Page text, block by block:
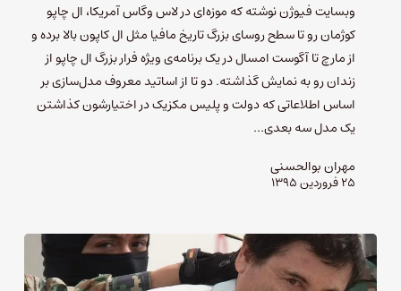
وبسایت فیوژن نوشته که موزه‌ای در لاس وگاس آمریکا، ال چاپو
کوژمان رو تا سطح روسای بزرگ تاریخ مافیا مثل ال کاپون بالا برده و
از مارچ تا آگوست امسال در یک برنامه‌ی ویژه فرار بزرگ ال چاپو از
زندان رو به نمایش گذاشته. دو تا از اساتید معروف مدل‌سازی بر
اساس اطلاعاتی که دولت و پلیس مکزیک در اختیارشون کذاشتن
یک مدل سه بعدی…
مهران بوالحسنی
۲۵ فروردین ۱۳۹۵